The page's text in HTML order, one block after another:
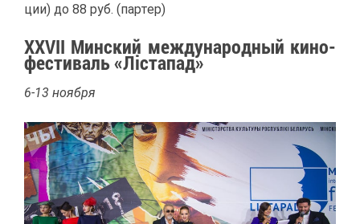
ции) до 88 руб. (пар­тер)
XXVII Мин­ский меж­ду­на­род­ный ки­но­
фе­сти­валь «Ліста­пад»
6-13 но­яб­ря